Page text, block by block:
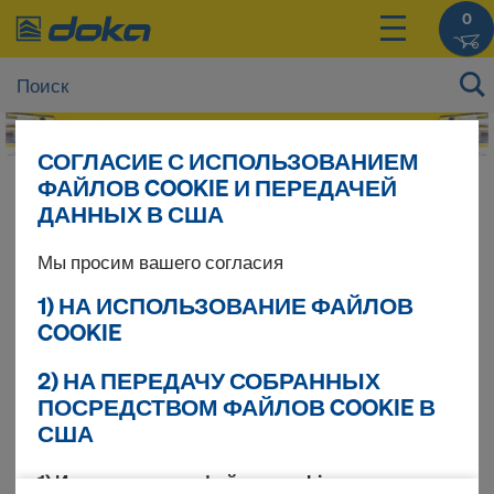
0
Цены на Ваши продукты Вы можете увидеть
послевхода в систему
Aкация
Найдено продуктов 1
СОГЛАСИЕ С ИСПОЛЬЗОВАНИЕМ
ФАЙЛОВ COOKIE И ПЕРЕДАЧЕЙ
ДАННЫХ В США
Мы просим вашего согласия
1) НА ИСПОЛЬЗОВАНИЕ ФАЙЛОВ
COOKIE
2) НА ПЕРЕДАЧУ СОБРАННЫХ
ПОСРЕДСТВОМ ФАЙЛОВ COOKIE В
США
1) Использование файлов cookie